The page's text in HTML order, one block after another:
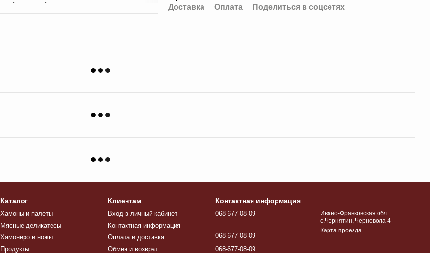
Доставка Оплата Поделиться в соцсетях
Каталог
Хамоны и палеты
Мясные деликатесы
Хамонеро и ножы
Продукты
Клиентам
Вход в личный кабинет
Контактная информация
Оплата и доставка
Обмен и возврат
Контактная информация
068-677-08-09
068-677-08-09
068-677-08-09
Ивано-Франковская обл.
с.Чернятин, Черновола 4
Карта проезда